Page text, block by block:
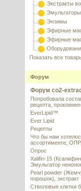
Экстракты
Энзимы
Эфирные
Эфирные
Показать все
Форум
Форум co2-
Попробовала
рецепта,
EverLipid™
Ever Lipid
Рецепты
Что бы нам
ассортименте,
Опрос
Xalifin-15
Эмульгатор
Pearl powder
порошок), экстракт
Стволовые клетки